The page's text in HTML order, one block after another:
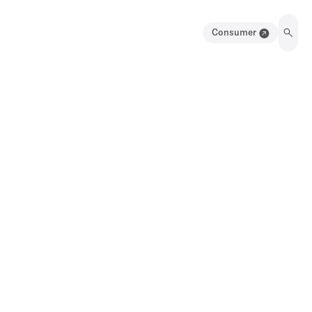
Consumer